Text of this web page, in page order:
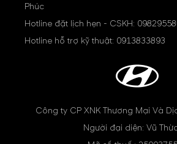
Phúc
Hotline đặt lịch hẹn - CSKH:
Hotline hỗ trợ kỹ thuật: 0913833893
Công ty CP XNK Thương Mại Và
Người đại diện: Vũ